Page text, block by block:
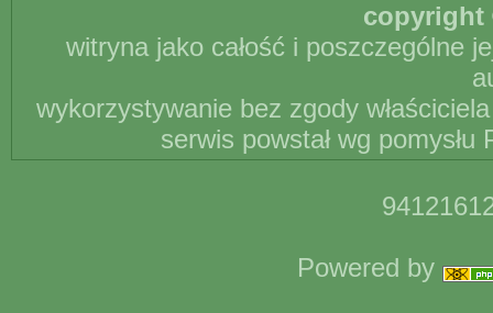
copyright
witryna jako całość i poszczególne
wykorzystywanie bez zgody
serwis powstał wg
Powered by